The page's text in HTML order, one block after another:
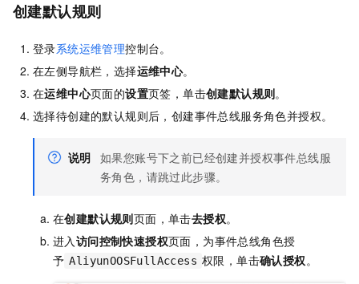
创建默认规则
登录系统运维管理控制台。
在左侧导航栏，选择运维中心。
在运维中心页面的设置页签，单击创建默认规则。
选择待创建的默认规则后，创建事件总线服务角色并授权。
说明 如果您账号下之前已经创建并授权事件总线服
务角色，请跳过此步骤。
在创建默认规则页面，单击去授权。
进入访问控制快速授权页面，为事件总线角色授
予 AliyunOOSFullAccess 权限，单击确认授权。